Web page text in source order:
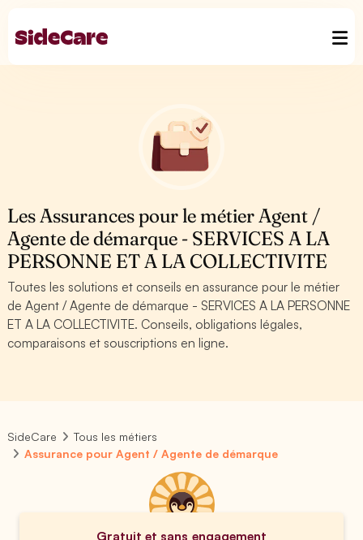
Les Assurances pour le métier Agent /
Agente de démarque - SERVICES A LA
PERSONNE ET A LA COLLECTIVITE
Toutes les solutions et conseils en assurance pour le métier
de Agent / Agente de démarque - SERVICES A LA PERSONNE
ET A LA COLLECTIVITE. Conseils, obligations légales,
comparaisons et souscriptions en ligne.
SideCare
Tous les métiers
Assurance pour Agent / Agente de démarque
Gratuit et sans engagement